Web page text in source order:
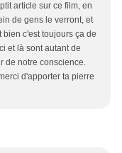
article sur ce film, en
de gens le verront, et
c'est toujours ça de
et là sont autant de
de notre conscience.
d'apporter ta pierre